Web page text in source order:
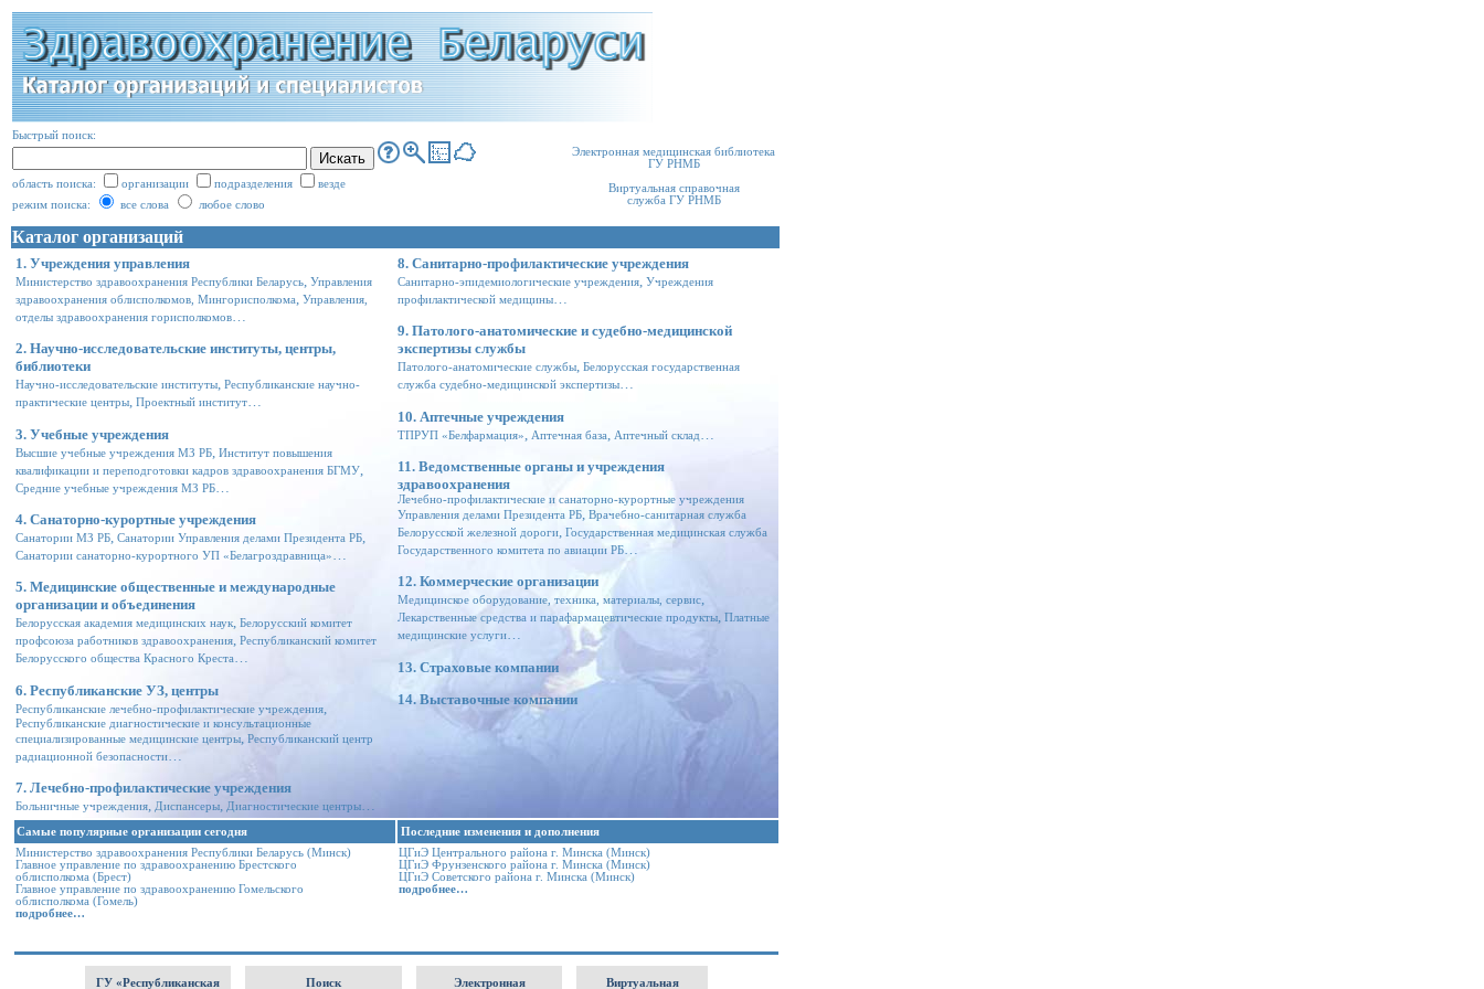
Быстрый поиск:
область поиска: организации подразделения
везде
режим поиска:
все слова любое слово
Электронная медицинская библиотека
ГУ РНМБ
Виртуальная справочная
служба ГУ РНМБ
Каталог организаций
1. Учреждения управления
Министерство здравоохранения Республики Беларусь, Управления
здравоохранения облисполкомов, Мингорисполкома, Управления,
отделы здравоохранения горисполкомов…
2. Научно-исследовательские институты, центры,
библиотеки
Научно-исследовательские институты, Республиканские научно-
практические центры, Проектный институт…
3. Учебные учреждения
Высшие учебные учреждения МЗ РБ Институт повышения
квалификации и переподготовки кадров здравоохранения БГМУ
Средние учебные учреждения МЗ РБ
4. Санаторно-курортные учреждения
Санатории МЗ РБ Санатории Управления делами Президента РБ
Санатории санаторно-курортного УП «Белагроздравница»
5. Медицинские общественные и международные
организации и объединения
Белорусская академия медицинских наук, Белорусский комитет
профсоюза работников здравоохранения, Республиканский комитет
Белорусского общества Красного Креста…
6. Республиканские УЗ, центры
Республиканские лечебно-профилактические учреждения
Республиканские диагностические и консультационные
специализированные медицинские центры Республиканский центр
радиационной безопасности
7. Лечебно-профилактические учреждения
Больничные учреждения Диспансеры Диагностические центры
8. Санитарно-профилактические учреждения
Санитарно-эпидемиологические учреждения, Учреждения
профилактической медицины…
9. Патолого-анатомические и судебно-медицинской
экспертизы службы
Патолого-анатомические службы, Белорусская государственная
служба судебно-медицинской экспертизы…
10. Аптечные учреждения
ТПРУП «Белфармация» Аптечная база Аптечный склад
11. Ведомственные органы и учреждения
здравоохранения
Лечебно-профилактические и санаторно-курортные учреждения
Управления делами Президента РБ Врачебно-санитарная служба
Белорусской железной дороги Государственная медицинская служба
Государственного комитета по авиации РБ
12. Коммерческие организации
Медицинское оборудование, техника, материалы, сервис,
Лекарственные средства и парафармацевтические продукты, Платные
медицинские услуги…
13. Страховые компании
14. Выставочные компании
Самые популярные организации сегодня
Последние изменения и дополнения
Министерство здравоохранения Республики Беларусь (Минск)
Главное управление по здравоохранению Брестского
облисполкома (Брест)
Главное управление по здравоохранению Гомельского
облисполкома (Гомель)
подробнее…
ЦГиЭ Центрального района г. Минска (Минск)
ЦГиЭ Фрунзенского района г. Минска (Минск)
ЦГиЭ Советского района г. Минска (Минск)
подробнее…
ГУ «Республиканская Поиск Электронная Виртуальная